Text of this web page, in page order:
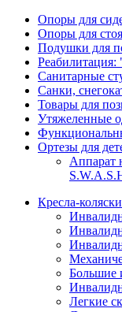
Опоры для
Опоры для
Подушки для
Санитарные
Санки,
Товары для
Утяжеленные
Ортезы для
Аппарат
Кресла-
Большие
Легкие